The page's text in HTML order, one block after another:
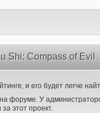
Shi: Compass of Evil
и его будет легче
форуме. У
этот проект.